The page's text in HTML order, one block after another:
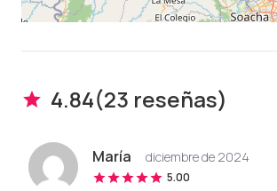
4.84(23 reseñas)
María diciembre de 2024
5.00